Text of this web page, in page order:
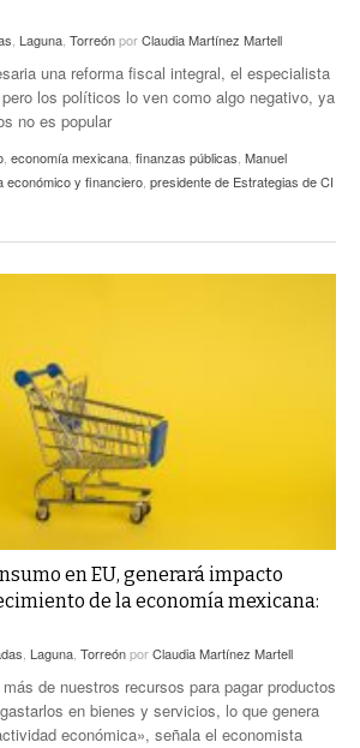
Laguna TorreónporClaudia Martínez Martell
una reforma fiscal integral, el especialista
los políticos lo ven como algo negativo, ya
no es popular
economía mexicana finanzas públicas Manuel
económico y financiero presidente de Estrategias de CI
en EU, generará impacto
de la economía mexicana:
, Laguna, TorreónporClaudia Martínez Martell
de nuestros recursos para pagar productos
en bienes y servicios, lo que genera
económica», señala el economista